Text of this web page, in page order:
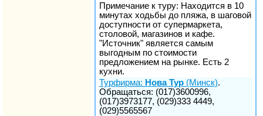
Примечание к туру: Находится в 10
минутах ходьбы до пляжа, в шаговой
доступности от супермаркета,
столовой, магазинов и кафе.
"Источник" является самым
выгодным по стоимости
предложением на рынке. Есть 2
кухни.
Турфирма: Нова Тур (Минск).
Обращаться: (017)3600996,
(017)3973177, (029)333 4449,
(029)5565567